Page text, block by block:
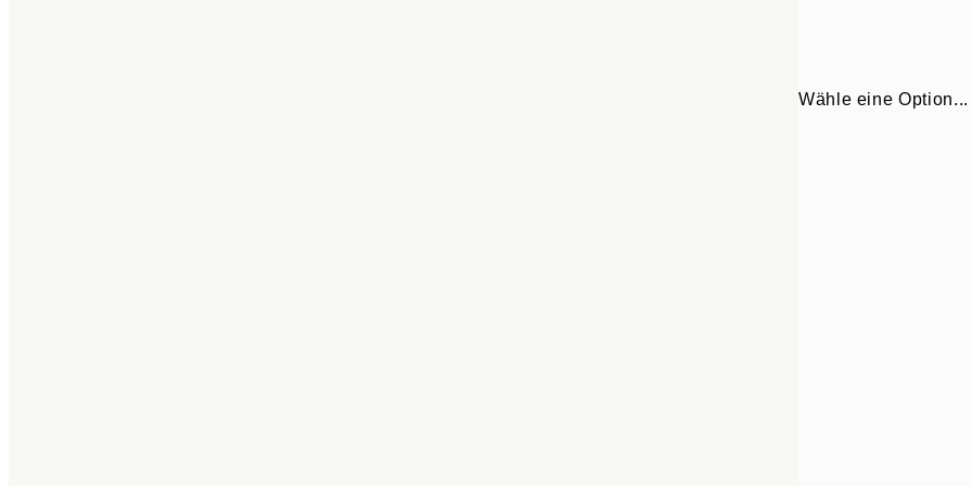
Wähle eine Option...